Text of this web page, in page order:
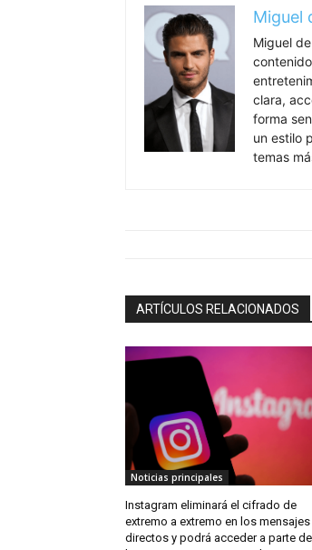
Miguel
Miguel
clara,
forma
un estilo
temas
ARTÍCULOS RELACIONADOS
Noticias principales
Instagram eliminará el cifrado de
extremo a extremo en los mensajes
directos y podrá acceder a parte de